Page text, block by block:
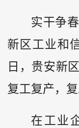
实干争
新区工业和
日，贵安新
复工复产，复
在工业